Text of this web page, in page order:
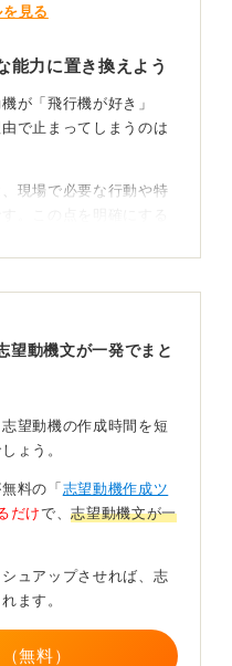
見る
能力に置き換えよう
が「飛行機が好き」
で止まってしまうのは
現場で必要な行動や特
。この点を明確にする
グの現場で必要な指示
仕事の特徴を理解し
の誘導や手荷物の積み
多岐にわたる業務を迅
す。
望動機文が一発でまと
望動機の作成時間を短
ょう。
料の「 志望動機作成ツ
だけで、志望動機文が一
ュアップさせれば、志
ます。
無料）